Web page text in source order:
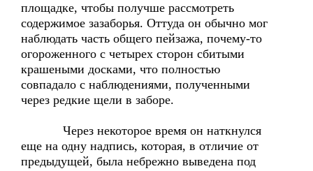
площадке, чтобы получше рассмотреть
содержимое зазаборья. Оттуда он обычно мог
наблюдать часть общего пейзажа, почему-то
огороженного с четырех сторон сбитыми
крашеными досками, что полностью
совпадало с наблюдениями, полученными
через редкие щели в заборе.
Через некоторое время он наткнулся
еще на одну надпись, которая, в отличие от
предыдущей, была небрежно выведена под